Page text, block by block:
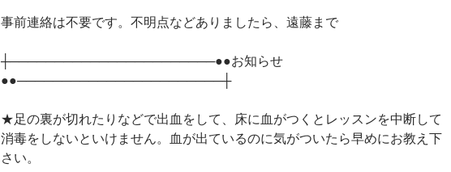
事前連絡は不要です。不明点などありましたら、遠藤まで
┼───────────────────────●●お知らせ
●●───────────────────────┼
★足の裏が切れたりなどで出血をして、床に血がつくとレッスンを中断して
消毒をしないといけません。血が出ているのに気がついたら早めにお教え下
さい。